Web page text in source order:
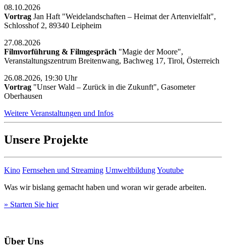
08.10.2026
Vortrag Jan Haft "Weidelandschaften – Heimat der Artenvielfalt",
Schlosshof 2, 89340 Leipheim
27.08.2026
Filmvorführung & Filmgespräch "Magie der Moore",
Veranstaltungszentrum Breitenwang, Bachweg 17, Tirol, Österreich
26.08.2026, 19:30 Uhr
Vortrag "Unser Wald – Zurück in die Zukunft", Gasometer
Oberhausen
Weitere Veranstaltungen und Infos
Unsere Projekte
Kino Fernsehen und Streaming UmweltbildungYoutube
Was wir bislang gemacht haben und woran wir gerade arbeiten.
» Starten Sie hier
Über Uns